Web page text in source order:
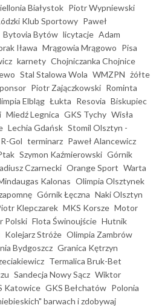
Białystok Piotr Wypniewski
Klub Sportowy Paweł
Bytovia Bytów licytacje Adam
Iława Mrągowia Mrągowo Pisa
karnety Chojniczanka Chojnice
Stal Stalowa Wola WMZPN żółte
Piotr Zajączkowski Rominta
Elbląg Łukta Resovia Biskupiec
Miedź Legnica GKS Tychy Wisła
Lechia Gdańsk Stomil Olsztyn -
R-Gol terminarz Paweł Alancewicz
Szymon Kaźmierowski Górnik
Czarnecki Orange Sport Warta
Kalonas Olimpia Olsztynek
Górnik Łęczna Naki Olsztyn
Klepczarek MKS Korsze Motor
Polski Flota Świnoujście Hutnik
Kolejarz Stróże Olimpia Zambrów
Bydgoszcz Granica Kętrzyn
Termalica Bruk-Bet
Sandecja Nowy Sącz Wiktor
Katowice GKS Bełchatów Polonia
barwach i zdobywaj